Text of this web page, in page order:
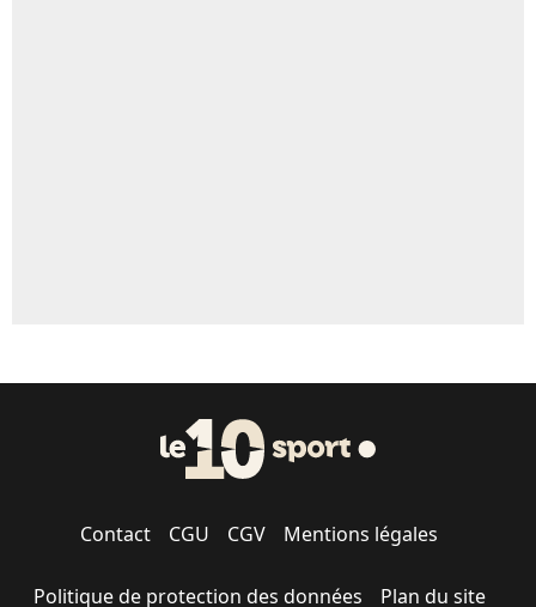
Contact CGU CGV Mentions légales
Politique de protection des données Plan du site